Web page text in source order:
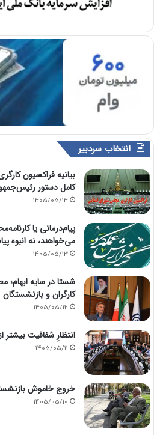
انتخاب سردبیر
بیانیه فراکسیون
کامل دستور
1405/05/14
پیام‌درمانی یا
می‌خواهند، نه انبوه
1405/05/13
شستا در سایه ابهام؛
کارگران و بازنشستگان
1405/05/12
انتظارِ شفافیت بیشتر
1405/05/11
خروج خاموش
1405/05/10